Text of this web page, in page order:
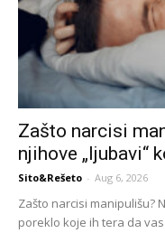
Zašto narcisi
njihove „ljubavi“
Sito&Rešeto - Aug 6, 2026
Zašto narcisi manipulišu?
poreklo koje ih tera da